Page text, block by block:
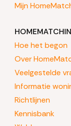
Mijn
Hoe het begon
Over
Veelgestelde
Informatie
Richtlijnen
Kennisbank